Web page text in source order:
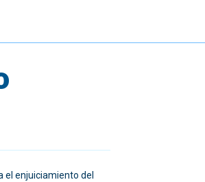
el enjuiciamiento del